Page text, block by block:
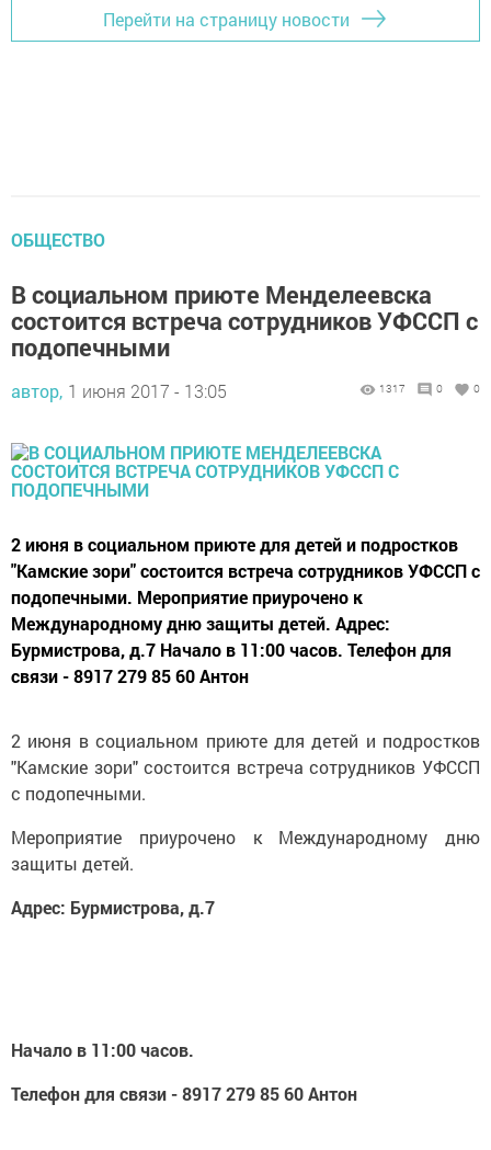
Перейти на страницу новости
ОБЩЕСТВО
В социальном приюте Менделеевска
состоится встреча сотрудников УФССП с
подопечными
автор, 1 июня 2017 - 13:05 1317 0 0
2 июня в социальном приюте для детей и подростков
"Камские зори" состоится встреча сотрудников УФССП с
подопечными. Мероприятие приурочено к
Международному дню защиты детей. Адрес:
Бурмистрова, д.7 Начало в 11:00 часов. Телефон для
связи - 8917 279 85 60 Антон
2 июня в социальном приюте для детей и подростков
"Камские зори" состоится встреча сотрудников УФССП
с подопечными.
Мероприятие приурочено к Международному дню
защиты детей.
Адрес: Бурмистрова, д.7
Начало в 11:00 часов.
Телефон для связи - 8917 279 85 60 Антон